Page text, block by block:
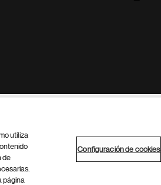
Site Search
del sitio
utiliza
de
página
Configuración de cookies